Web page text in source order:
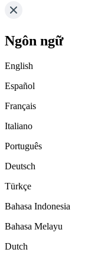
Ngôn ngữ
English
Español
Français
Italiano
Português
Deutsch
Türkçe
Bahasa Indonesia
Bahasa Melayu
Dutch